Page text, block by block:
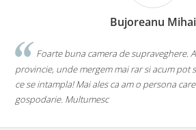
Bujoreanu Mihai
Foarte buna camera de supraveghere.
provincie, unde mergem mai rar si acum pot
ce se intampla! Mai ales ca am o persona
gospodarie. Multumesc